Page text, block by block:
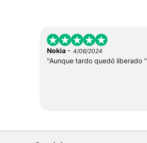
Nokia - 4/06/2024
"Aunque tardo quedó liberado "